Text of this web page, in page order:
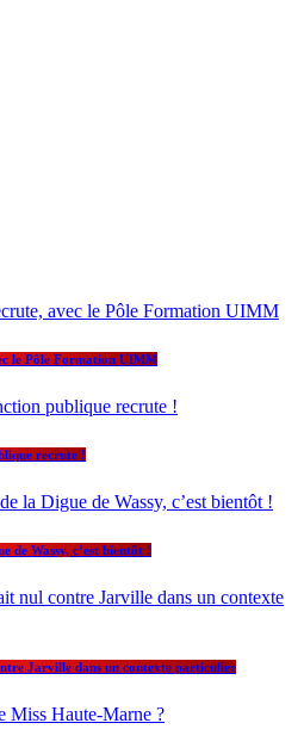
le Pôle Formation UIMM
recrute !
de Wassy, c’est bientôt !
Jarville dans un contexte particulier